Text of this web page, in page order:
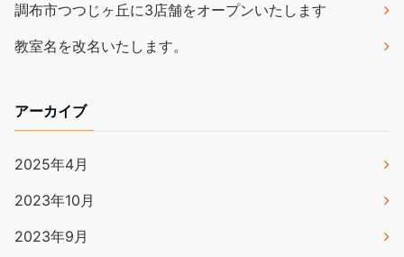
調布市つつじヶ丘に3店舗をオープンいたします
教室名を改名いたします。
アーカイブ
2025年4月
2023年10月
2023年9月